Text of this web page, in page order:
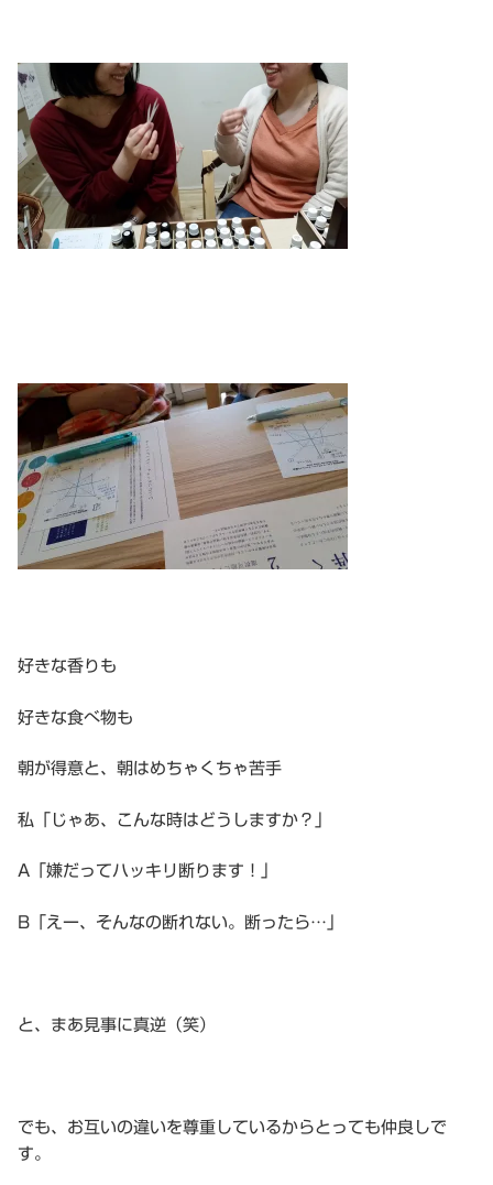
好きな香りも
好きな食べ物も
朝が得意と、朝はめちゃくちゃ苦手
私「じゃあ、こんな時はどうしますか？」
A「嫌だってハッキリ断ります！」
B「えー、そんなの断れない。断ったら…」
と、まあ見事に真逆（笑）
でも、お互いの違いを尊重しているからとっても仲良しで
す。